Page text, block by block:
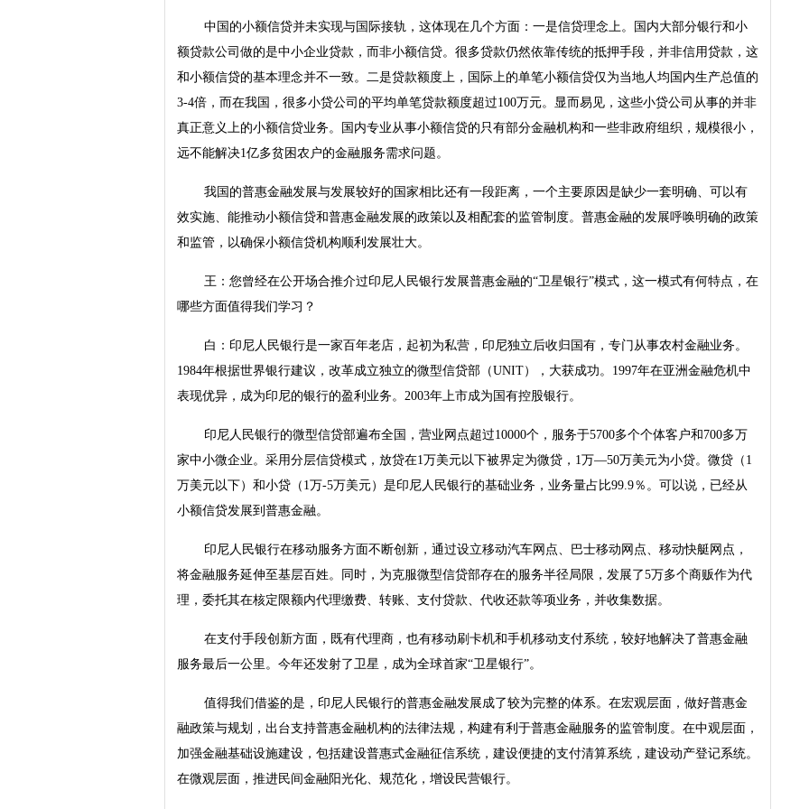
中国的小额信贷并未实现与国际接轨，这体现在几个方面：一是信贷理念上。国内大部分银行和小
额贷款公司做的是中小企业贷款，而非小额信贷。很多贷款仍然依靠传统的抵押手段，并非信用贷款，这
和小额信贷的基本理念并不一致。二是贷款额度上，国际上的单笔小额信贷仅为当地人均国内生产总值的
3-4倍，而在我国，很多小贷公司的平均单笔贷款额度超过100万元。显而易见，这些小贷公司从事的并非
真正意义上的小额信贷业务。国内专业从事小额信贷的只有部分金融机构和一些非政府组织，规模很小，
远不能解决1亿多贫困农户的金融服务需求问题。
我国的普惠金融发展与发展较好的国家相比还有一段距离，一个主要原因是缺少一套明确、可以有
效实施、能推动小额信贷和普惠金融发展的政策以及相配套的监管制度。普惠金融的发展呼唤明确的政策
和监管，以确保小额信贷机构顺利发展壮大。
王：您曾经在公开场合推介过印尼人民银行发展普惠金融的“卫星银行”模式，这一模式有何特点，在
哪些方面值得我们学习？
白：印尼人民银行是一家百年老店，起初为私营，印尼独立后收归国有，专门从事农村金融业务。
1984年根据世界银行建议，改革成立独立的微型信贷部（UNIT），大获成功。1997年在亚洲金融危机中
表现优异，成为印尼的银行的盈利业务。2003年上市成为国有控股银行。
印尼人民银行的微型信贷部遍布全国，营业网点超过10000个，服务于5700多个个体客户和700多万
家中小微企业。采用分层信贷模式，放贷在1万美元以下被界定为微贷，1万—50万美元为小贷。微贷（1
万美元以下）和小贷（1万-5万美元）是印尼人民银行的基础业务，业务量占比99.9％。可以说，已经从
小额信贷发展到普惠金融。
印尼人民银行在移动服务方面不断创新，通过设立移动汽车网点、巴士移动网点、移动快艇网点，
将金融服务延伸至基层百姓。同时，为克服微型信贷部存在的服务半径局限，发展了5万多个商贩作为代
理，委托其在核定限额内代理缴费、转账、支付贷款、代收还款等项业务，并收集数据。
在支付手段创新方面，既有代理商，也有移动刷卡机和手机移动支付系统，较好地解决了普惠金融
服务最后一公里。今年还发射了卫星，成为全球首家“卫星银行”。
值得我们借鉴的是，印尼人民银行的普惠金融发展成了较为完整的体系。在宏观层面，做好普惠金
融政策与规划，出台支持普惠金融机构的法律法规，构建有利于普惠金融服务的监管制度。在中观层面，
加强金融基础设施建设，包括建设普惠式金融征信系统，建设便捷的支付清算系统，建设动产登记系统。
在微观层面，推进民间金融阳光化、规范化，增设民营银行。